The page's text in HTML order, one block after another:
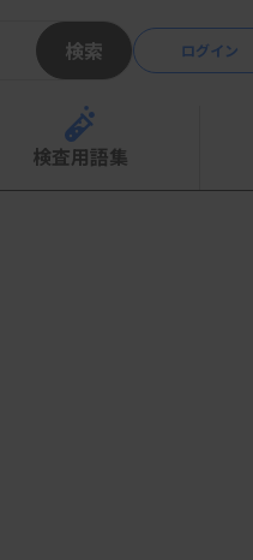
検索 ログイン
検査用語集